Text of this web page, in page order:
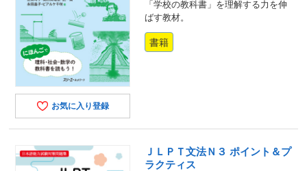
お気に入り登録
「学校の教科書」を理解する力を伸
ばす教材。
書籍
ＪＬＰＴ文法Ｎ３ ポイント＆プ
ラクティス